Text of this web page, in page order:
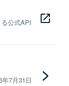
公式API
7月31日